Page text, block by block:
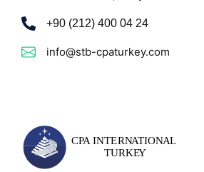
+90 (212) 400 04 24
info@stb-cpaturkey.com